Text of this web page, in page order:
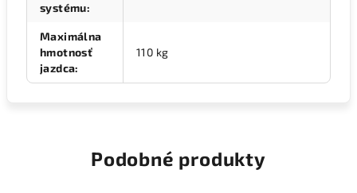
systému:
Maximálna
hmotnosť
jazdca:
110 kg
Podobné produkty